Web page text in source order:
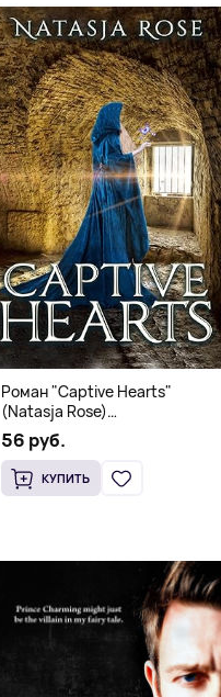
Роман "Captive Hearts"
(Natasja Rose)
Романтическое фэнтези
56 руб.
КУПИТЬ